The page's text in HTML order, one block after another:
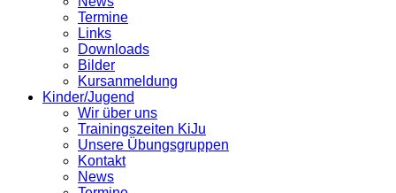
Termine
Links
Downloads
Bilder
Kursanmeldung
Kinder/Jugend
Wir über uns
Trainingszeiten KiJu
Unsere Übungsgruppen
Kontakt
News